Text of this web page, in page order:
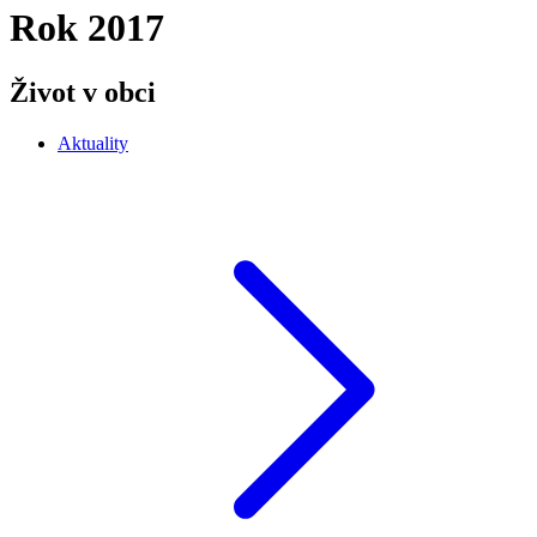
Rok 2017
Život v obci
Aktuality